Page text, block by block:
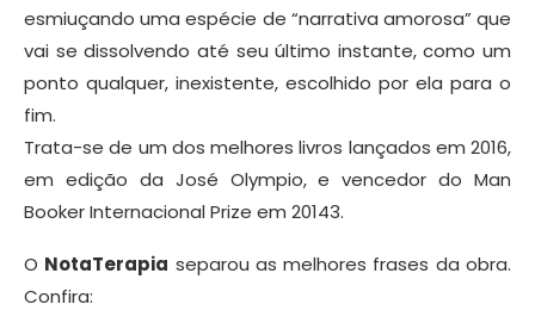
esmiuçando uma espécie de “narrativa amorosa” que
vai se dissolvendo até seu último instante, como um
ponto qualquer, inexistente, escolhido por ela para o
fim.
Trata-se de um dos melhores livros lançados em 2016,
em edição da José Olympio, e vencedor do Man
Booker Internacional Prize em 20143.
O NotaTerapia separou as melhores frases da obra.
Confira: